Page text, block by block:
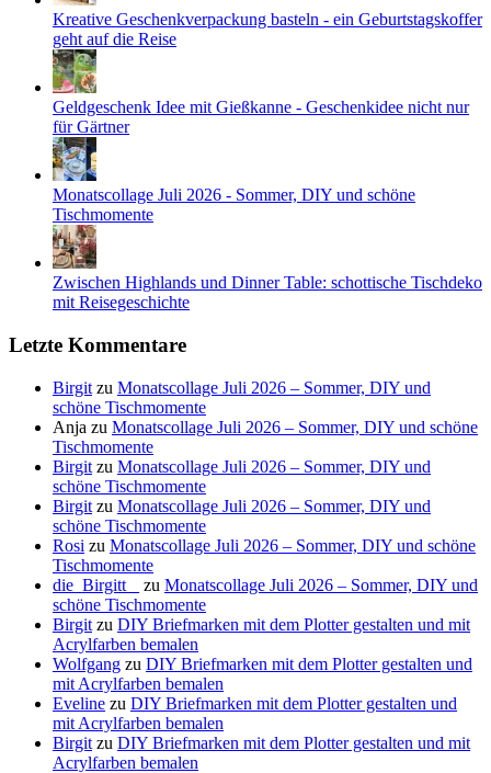
Kreative Geschenkverpackung basteln - ein Geburtstagskoffer
geht auf die Reise
Geldgeschenk Idee mit Gießkanne - Geschenkidee nicht nur
für Gärtner
Monatscollage Juli 2026 - Sommer, DIY und schöne
Tischmomente
Zwischen Highlands und Dinner Table: schottische Tischdeko
mit Reisegeschichte
Letzte Kommentare
Birgit zu Monatscollage Juli 2026 – Sommer, DIY und
schöne Tischmomente
Anja zu Monatscollage Juli 2026 – Sommer, DIY und schöne
Tischmomente
Birgit zu Monatscollage Juli 2026 – Sommer, DIY und
schöne Tischmomente
Birgit zu Monatscollage Juli 2026 – Sommer, DIY und
schöne Tischmomente
Rosi zu Monatscollage Juli 2026 – Sommer, DIY und schöne
Tischmomente
die_Birgitt _
zu Monatscollage Juli 2026 – Sommer, DIY und
schöne Tischmomente
Birgit zu DIY Briefmarken mit dem Plotter gestalten und mit
Acrylfarben bemalen
Wolfgang zu DIY Briefmarken mit dem Plotter gestalten und
mit Acrylfarben bemalen
Eveline zu DIY Briefmarken mit dem Plotter gestalten und
mit Acrylfarben bemalen
Birgit zu DIY Briefmarken mit dem Plotter gestalten und mit
Acrylfarben bemalen